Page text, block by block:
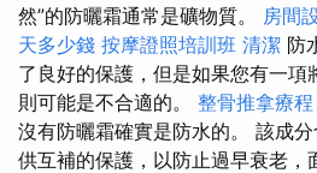
然”的防曬霜通常是礦物質。 房間
天多少錢 按摩證照培訓班 清潔 防
了良好的保護，但是如果您有一項
則可能是不合適的。 整骨推拿療程
沒有防曬霜確實是防水的。 該成
供互補的保護，以防止過早衰老，